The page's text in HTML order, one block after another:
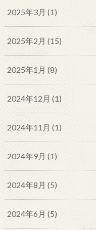
2025年3月 (1)
2025年2月 (15)
2025年1月 (8)
2024年12月 (1)
2024年11月 (1)
2024年9月 (1)
2024年8月 (5)
2024年6月 (5)